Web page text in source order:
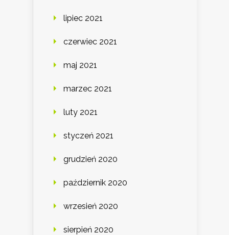
lipiec 2021
czerwiec 2021
maj 2021
marzec 2021
luty 2021
styczeń 2021
grudzień 2020
październik 2020
wrzesień 2020
sierpień 2020